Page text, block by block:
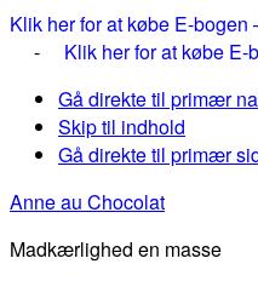
Klik her for at købe E-bogen
- Klik her for at købe E-
Gå direkte til primær
Skip til indhold
Gå direkte til primær
Anne au Chocolat
Madkærlighed en masse